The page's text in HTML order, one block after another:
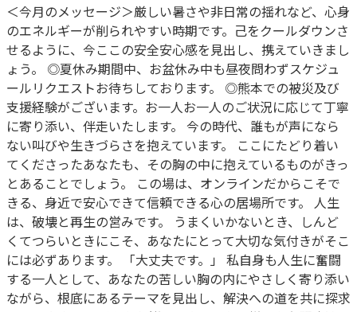
＜今月のメッセージ＞厳しい暑さや非日常の揺れなど、心身
のエネルギーが削られやすい時期です。己をクールダウンさ
せるように、今ここの安全安心感を見出し、携えていきまし
ょう。 ◎夏休み期間中、お盆休み中も昼夜問わずスケジュ
ールリクエストお待ちしております。 ◎熊本での被災及び
支援経験がございます。お一人お一人のご状況に応じて丁寧
に寄り添い、伴走いたします。 今の時代、誰もが声になら
ない叫びや生きづらさを抱えています。 ここにたどり着い
てくださったあなたも、その胸の中に抱えているものがきっ
とあることでしょう。 この場は、オンラインだからこそで
きる、身近で安心できて信頼できる心の居場所です。 人生
は、破壊と再生の営みです。 うまくいかないとき、しんど
くてつらいときにこそ、あなたにとって大切な気付きがそこ
には必ずあります。 「大丈夫です。」 私自身も人生に奮闘
する一人として、あなたの苦しい胸の内にやさしく寄り添い
ながら、根底にあるテーマを見出し、解決への道を共に探求